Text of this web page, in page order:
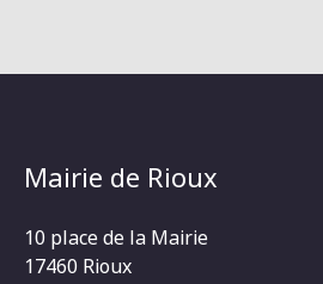
Mairie de Rioux
10 place de la Mairie
17460 Rioux